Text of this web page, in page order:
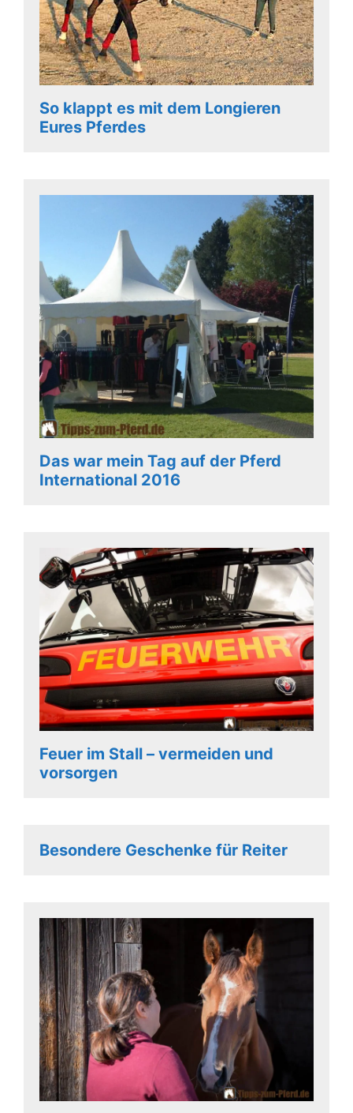
So klappt es mit dem Longieren
Eures Pferdes
Das war mein Tag auf der Pferd
International 2016
Feuer im Stall – vermeiden und
vorsorgen
Besondere Geschenke für Reiter